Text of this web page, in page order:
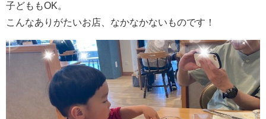
子どももOK。
こんなありがたいお店、なかなかないものです！